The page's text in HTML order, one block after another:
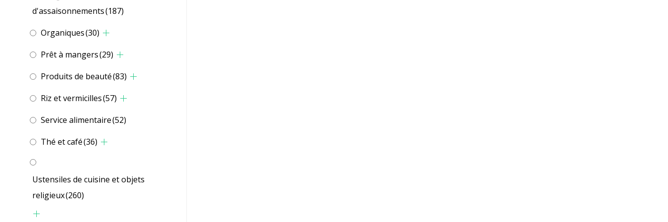
d'assaisonnements(187)
Organiques(30)
Prêt à mangers(29)
Produits de beauté(83)
Riz et vermicilles(57)
Service alimentaire(52)
Thé et café(36)
Ustensiles de cuisine et objets
religieux(260)